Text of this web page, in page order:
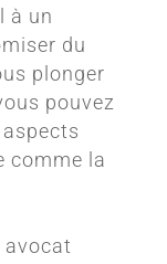
à un
du
plonger
pouvez
comme la
avocat